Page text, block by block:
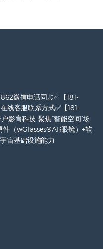
微信电话同步✅【181-
线客服联系方式✅【181-
影育科技-聚焦“智能空间”场
件（wGlasses®AR眼镜）+软
宙基础设施能力